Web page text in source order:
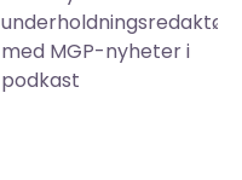
underholdningsredaktør
med MGP-nyheter i
podkast